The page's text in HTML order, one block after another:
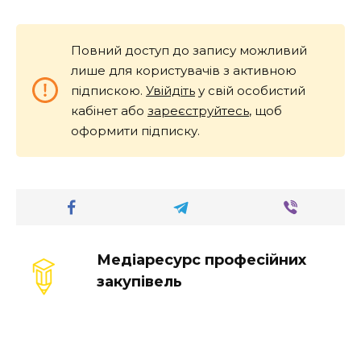
Повний доступ до запису можливий
лише для користувачів з активною
підпискою. Увійдіть у свій особистий
кабінет або зареєструйтесь, щоб
оформити підписку.
Медіаресурс професійних
закупівель